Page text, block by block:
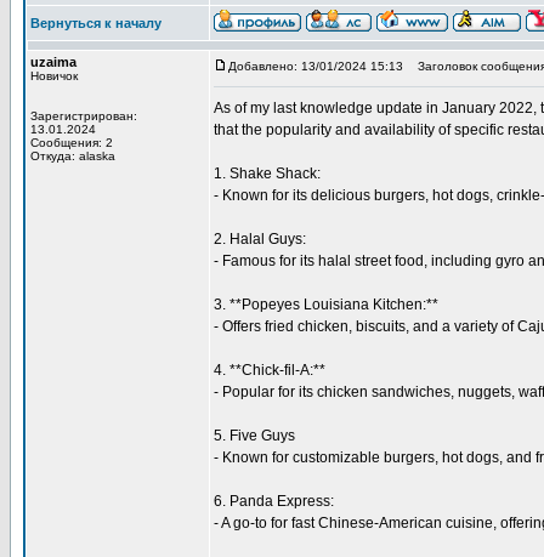
Вернуться к началу
uzaima
Новичок
Зарегистрирован:
13.01.2024
Сообщения: 2
Откуда: alaska
Добавлено: 13/01/2024 15:13 Заголовок
As of my last knowledge update in January
that the popularity and availability of specific
1. Shake Shack:
- Known for its delicious burgers, hot dogs,
2. Halal Guys:
- Famous for its halal street food, including gyro
3. **Popeyes Louisiana Kitchen:**
- Offers fried chicken, biscuits, and a variety of
4. **Chick-fil-A:**
- Popular for its chicken sandwiches, nuggets,
5. Five Guys
- Known for customizable burgers, hot dogs, and
6. Panda Express:
- A go-to for fast Chinese-American cuisine,